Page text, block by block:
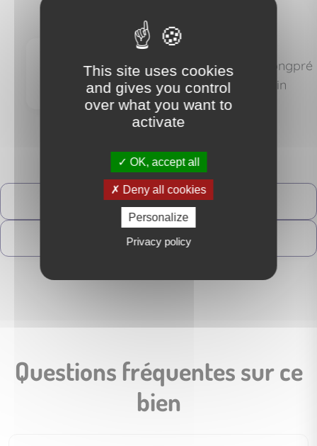
CLASSIMMOS
Impasse Data longpré
- 97232 Le Lamentin
Contactez-moi
Suivre
Questions fréquentes sur ce
bien
This site uses cookies
and gives you control
over what you want to
activate
OK, accept all
Deny all cookies
Personalize
Privacy policy